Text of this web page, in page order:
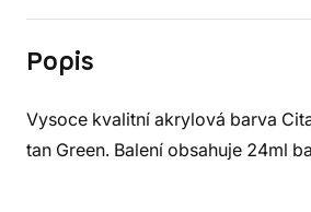
Popis
Vysoce kvalitní akrylová barva
tan Green. Balení obsahuje 24ml